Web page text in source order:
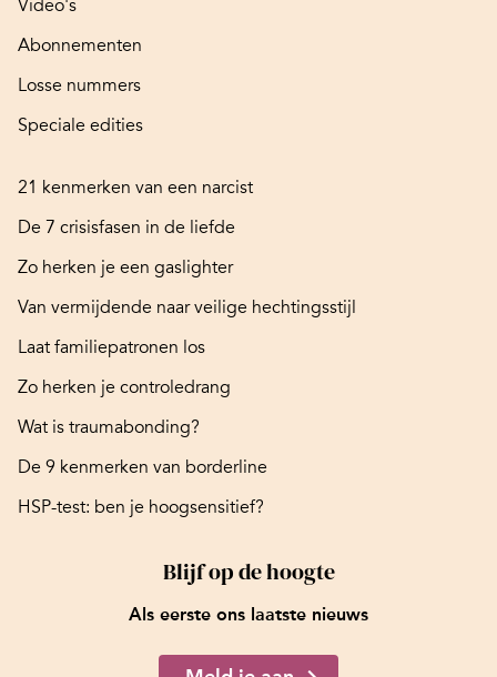
Video's
Abonnementen
Losse nummers
Speciale edities
21 kenmerken van een narcist
De 7 crisisfasen in de liefde
Zo herken je een gaslighter
Van vermijdende naar veilige hechtingsstijl
Laat familiepatronen los
Zo herken je controledrang
Wat is traumabonding?
De 9 kenmerken van borderline
HSP-test: ben je hoogsensitief?
Blijf op de hoogte
Als eerste ons laatste nieuws